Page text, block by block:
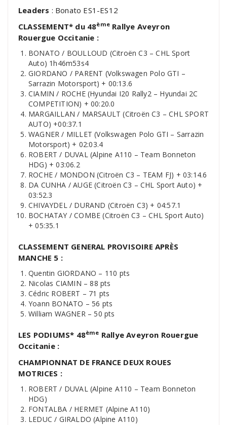
Leaders : Bonato ES1-ES12
CLASSEMENT* du 48ème Rallye Aveyron
Rouergue Occitanie :
BONATO / BOULLOUD (Citroën C3 – CHL Sport
Auto) 1h46m53s4
GIORDANO / PARENT (Volkswagen Polo GTI –
Sarrazin Motorsport) + 00:13.6
CIAMIN / ROCHE (Hyundai I20 Rally2 – Hyundai 2C
COMPETITION) + 00:20.0
MARGAILLAN / MARSAULT (Citroën C3 – CHL SPORT
AUTO) +00:37.1
WAGNER / MILLET (Volkswagen Polo GTI – Sarrazin
Motorsport) + 02:03.4
ROBERT / DUVAL (Alpine A110 – Team Bonneton
HDG) + 03:06.2
ROCHE / MONDON (Citroën C3 – TEAM FJ) + 03:14.6
DA CUNHA / AUGE (Citroën C3 – CHL Sport Auto) +
03:52.3
CHIVAYDEL / DURAND (Citroën C3) + 04:57.1
BOCHATAY / COMBE (Citroën C3 – CHL Sport Auto)
+ 05:35.1
CLASSEMENT GENERAL PROVISOIRE APRÈS
MANCHE 5 :
Quentin GIORDANO – 110 pts
Nicolas CIAMIN – 88 pts
Cédric ROBERT – 71 pts
Yoann BONATO – 56 pts
William WAGNER – 50 pts
LES PODIUMS* 48ème Rallye Aveyron Rouergue
Occitanie :
CHAMPIONNAT DE FRANCE DEUX ROUES
MOTRICES :
ROBERT / DUVAL (Alpine A110 – Team Bonneton
HDG)
FONTALBA / HERMET (Alpine A110)
LEDUC / GIRALDO (Alpine A110)